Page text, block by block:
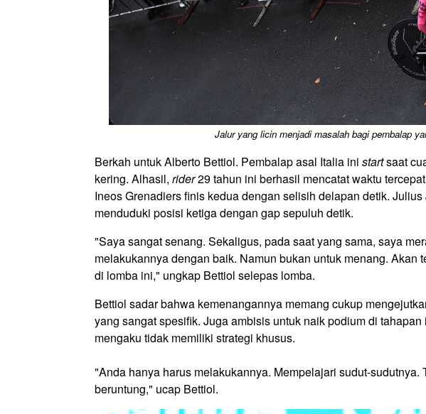
Jalur yang licin menjadi masalah bagi pembalap
Berkah untuk Alberto Bettiol. Pembalap asal Italia ini startsaat
kering. Alhasil, rider29 tahun ini berhasil mencatat waktu
Ineos Grenadiers finis kedua dengan selisih delapan detik.
menduduki posisi ketiga dengan gap sepuluh detik.
"Saya sangat senang. Sekaligus, pada saat yang sama, saya
melakukannya dengan baik. Namun bukan untuk menang. Akan
di lomba ini," ungkap Bettiol selepas lomba.
Bettiol sadar bahwa kemenangannya memang cukup
yang sangat spesifik. Juga ambisis untuk naik podium di
mengaku tidak memiliki strategi khusus.
"Anda hanya harus melakukannya. Mempelajari sudut-sudutnya.
beruntung," ucap Bettiol.